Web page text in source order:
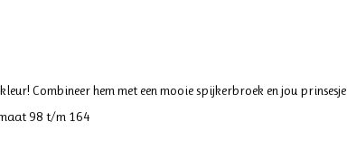
Combineer hem met een mooie spijkerbroek en jou prinsesje
98 t/m 164